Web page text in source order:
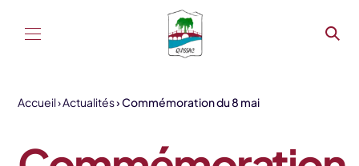
Accueil Actualités Commémoration du 8 mai